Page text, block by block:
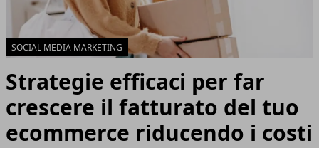
SOCIAL MEDIA MARKETING
Strategie efficaci per far
crescere il fatturato del tuo
ecommerce riducendo i costi